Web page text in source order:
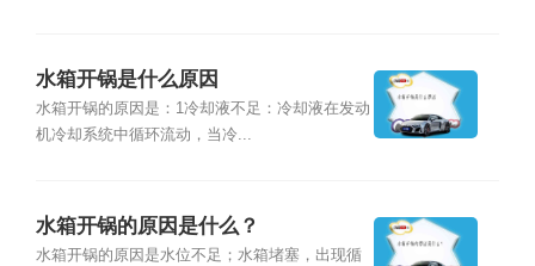
水箱开锅是什么原因
水箱开锅的原因是：1冷却液不足：冷却液在发动
机冷却系统中循环流动，当冷...
水箱开锅的原因是什么？
水箱开锅的原因是水位不足；水箱堵塞，出现循